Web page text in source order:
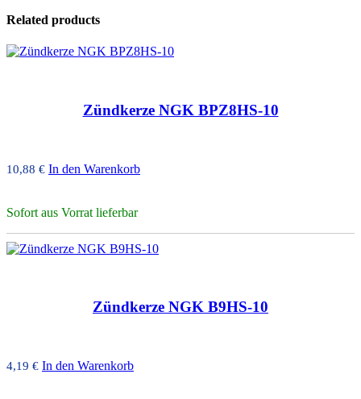
Related products
Zündkerze NGK BPZ8HS-10
10,88 € In den Warenkorb
Sofort aus Vorrat lieferbar
Zündkerze NGK B9HS-10
4,19 € In den Warenkorb